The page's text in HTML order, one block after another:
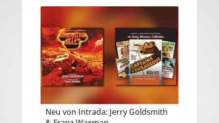
Neu von Intrada: Jerry Goldsmith